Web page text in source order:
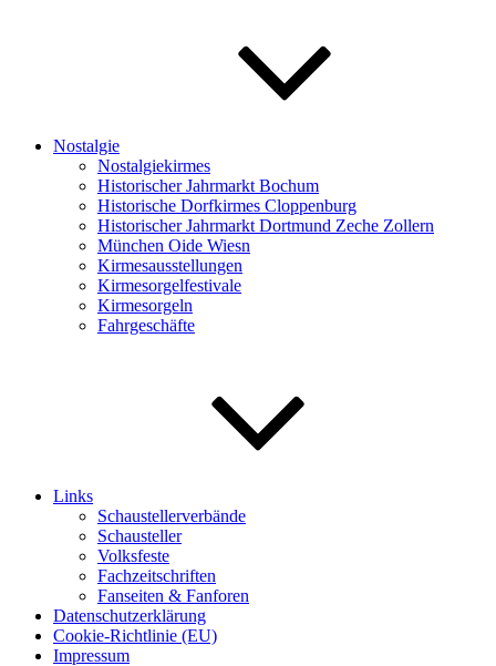
Nostalgie
Nostalgiekirmes
Historischer Jahrmarkt Bochum
Historische Dorfkirmes Cloppenburg
Historischer Jahrmarkt Dortmund Zeche Zollern
München Oide Wiesn
Kirmesausstellungen
Kirmesorgelfestivale
Kirmesorgeln
Fahrgeschäfte
Links
Schaustellerverbände
Schausteller
Volksfeste
Fachzeitschriften
Fanseiten & Fanforen
Datenschutzerklärung
Cookie-Richtlinie (EU)
Impressum